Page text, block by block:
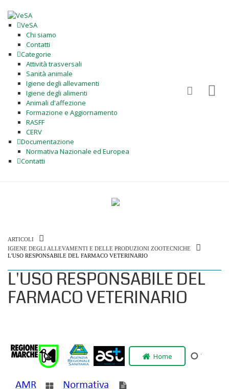
VeSA
Chi siamo
Contatti
Categorie
Attività trasversali
Sanità animale
Igiene degli allevamenti
Igiene degli alimenti
Animali d'affezione
Formazione e Aggiornamento
RASFF
CERV
Documentazione
Normativa Nazionale ed Europea
Contatti
ARTICOLI
IGIENE DEGLI ALLEVAMENTI E DELLE PRODUZIONI ZOOTECNICHE
L'USO RESPONSABILE DEL FARMACO VETERINARIO
L'USO RESPONSABILE DEL
FARMACO VETERINARIO